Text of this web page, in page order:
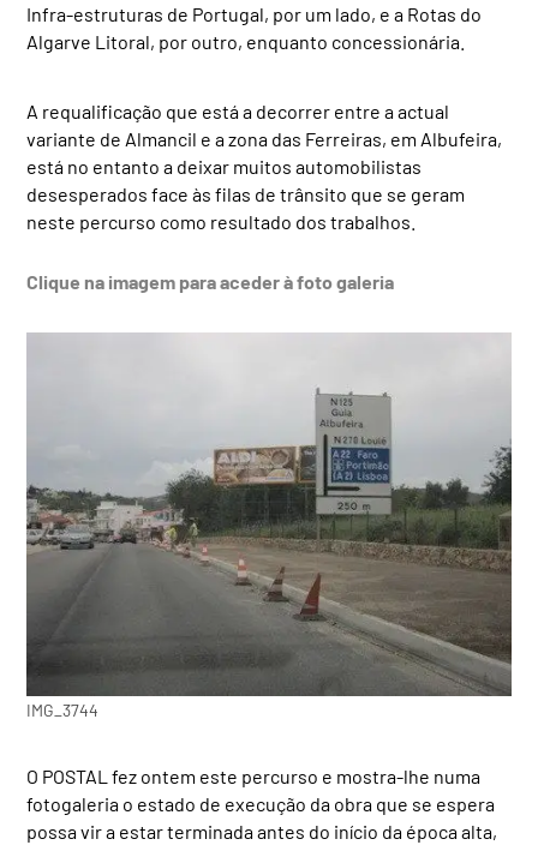
Infra-estruturas de Portugal, por um lado, e a Rotas do
Algarve Litoral, por outro, enquanto concessionária.
A requalificação que está a decorrer entre a actual
variante de Almancil e a zona das Ferreiras, em Albufeira,
está no entanto a deixar muitos automobilistas
desesperados face às filas de trânsito que se geram
neste percurso como resultado dos trabalhos.
Clique na imagem para aceder à foto galeria
IMG_3744
O POSTAL fez ontem este percurso e mostra-lhe numa
fotogaleria o estado de execução da obra que se espera
possa vir a estar terminada antes do início da época alta,